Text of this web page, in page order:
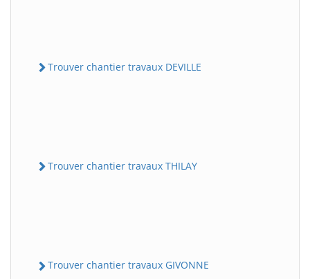
Trouver chantier travaux DEVILLE
Trouver chantier travaux THILAY
Trouver chantier travaux GIVONNE